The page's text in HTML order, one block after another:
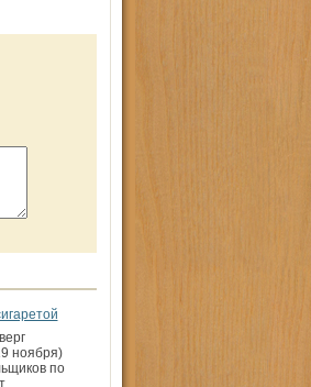
ноября)
по